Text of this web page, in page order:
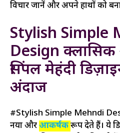
विचार जानें और अपने हाथों को
Stylish Simple
Design
सिंपल मेहंदी
अंदाज
#Stylish Simple Mehndi
नया औरआकर्षकरूप देते हैं। ये